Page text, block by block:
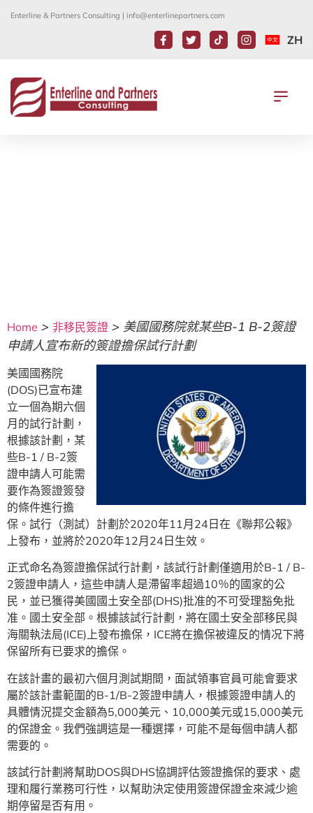
Enterline & Partners Consulting | info@enterlinepartners.com
ZH
Home > 非移民簽證 > 美國國務院就某些B-1 B-2簽證
申請人宣布新的簽證擔保試行計劃
美國國務院
(DOS)已宣布建
立一個為期六個
月的試行計劃，
根據該計劃，某
些B-1 / B-2簽
證申請人可能需
要作為簽證簽發
的條件進行擔
保。試行（測試）計劃於2020年11月24日在《聯邦公報》
上發布，並將於2020年12月24日生效。
正式命名為簽證擔保試行計劃，該試行計劃僅適用於B-1 / B-
2簽證申請人，這些申請人是滯留率超過10％的國家的公
民，並已獲得美國國土安全部(DHS)批准的不可受理豁免批
准。國土安全部。根據該試行計劃，將在國土安全部移民與
海關執法局(ICE)上發布擔保，ICE將在擔保被違反的情况下將
保留所有已要求的擔保。
在該計畫的最初六個月測試期間，面試領事官員可能會要求
屬於該計畫範圍的B-1/B-2簽證申請人，根據簽證申請人的
具體情況提交金額為5,000美元、10,000美元或15,000美元
的保證金。我們強調這是一種選擇，可能不是每個申請人都
需要的。
該試行計劃將幫助DOS與DHS協調評估簽證擔保的要求、處
理和履行業務可行性，以幫助決定使用簽證保證金來減少逾
期停留是否有用。